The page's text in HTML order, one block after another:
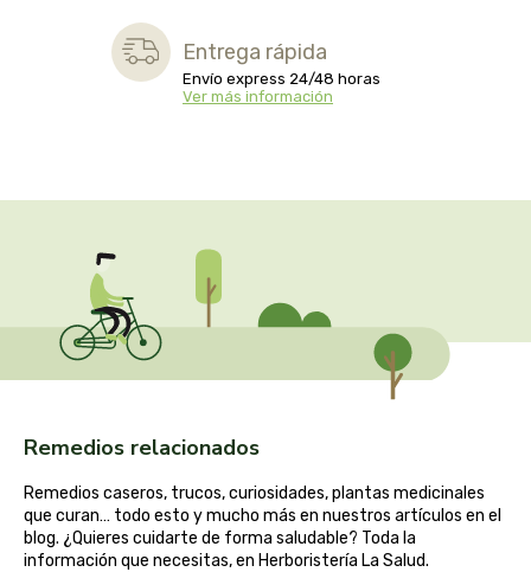
Entrega rápida
Envío express 24/48 horas
Ver más información
Remedios relacionados
Remedios caseros, trucos, curiosidades, plantas medicinales
que curan… todo esto y mucho más en nuestros artículos en el
blog. ¿Quieres cuidarte de forma saludable? Toda la
información que necesitas, en Herboristería La Salud.
captain kombucha
carrau y cia- sara
catalysis
cavalier
cfn
cien por cien natural
como una reina
cooperativa del campo virgen de la esperanza